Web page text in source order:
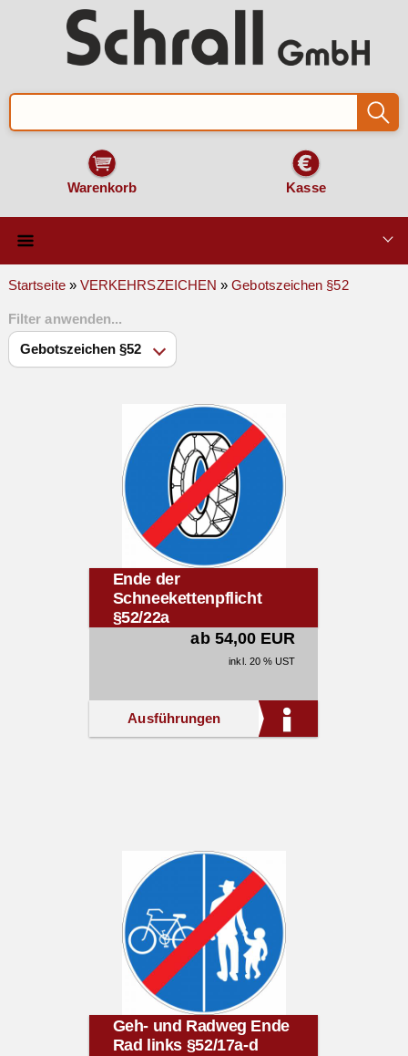
Warenkorb Kasse
Qualität & Technik
SCHILDER und AUFKLEBER
VERKEHRSZEICHEN
Startseite» VERKEHRSZEICHEN »Gebotszeichen §52
Filter anwenden...
Ende der
Schneekettenpflicht
§52/22a
ab 54,00 EUR
inkl. 20 % UST
Ausführungen
Geh- und Radweg Ende
Rad links §52/17a-d